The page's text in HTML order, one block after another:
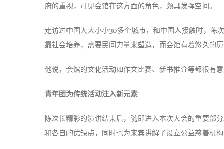
府的重视，可见会馆在这方面的角色，颇具发挥空间。
走访过中国大大小小30多个城市，和中国人接触时，陈
靠社会培养，需要民间力量来塑造，而会馆有着悠久的
他说，会馆的文化活动如作文比赛、新书推介等都很有
青年团为传统活动注入新元素
陈次长精彩的演讲结束后，随即进入本次大会的重要部
和各自的优缺点，同时也为来宾讲解了设立公益慈善机构